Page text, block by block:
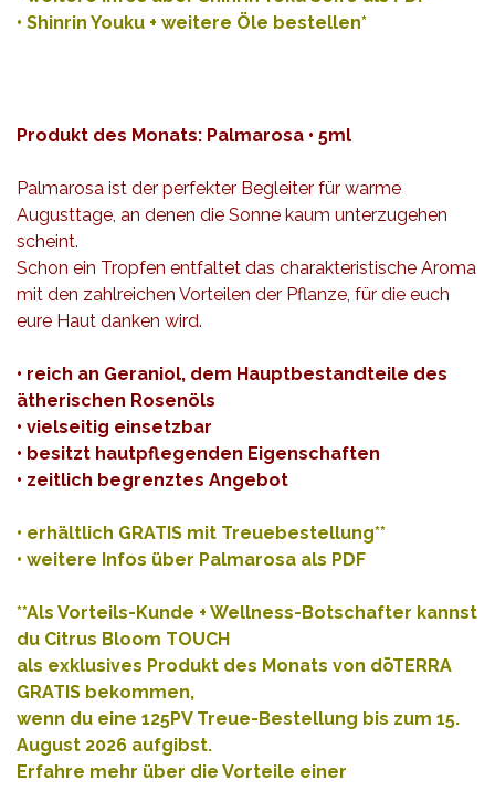
• Shinrin Youku + weitere Öle bestellen*
Produkt des Monats: Palmarosa • 5ml
Palmarosa ist der perfekter Begleiter für warme
Augusttage, an denen die Sonne kaum unterzugehen
scheint.
Schon ein Tropfen entfaltet das charakteristische Aroma
mit den zahlreichen Vorteilen der Pflanze, für die euch
eure Haut danken wird.
• reich an Geraniol, dem Hauptbestandteile des
ätherischen Rosenöls
• vielseitig einsetzbar
• besitzt hautpflegenden Eigenschaften
• zeitlich begrenztes Angebot
• erhältlich GRATIS mit Treuebestellung**
• weitere Infos über Palmarosa als PDF
**Als Vorteils-Kunde + Wellness-Botschafter kannst
du Citrus Bloom TOUCH
als exklusives Produkt des Monats von dōTERRA
GRATIS bekommen,
wenn du eine 125PV Treue-Bestellung bis zum 15.
August 2026 aufgibst.
Erfahre mehr über die Vorteile einer